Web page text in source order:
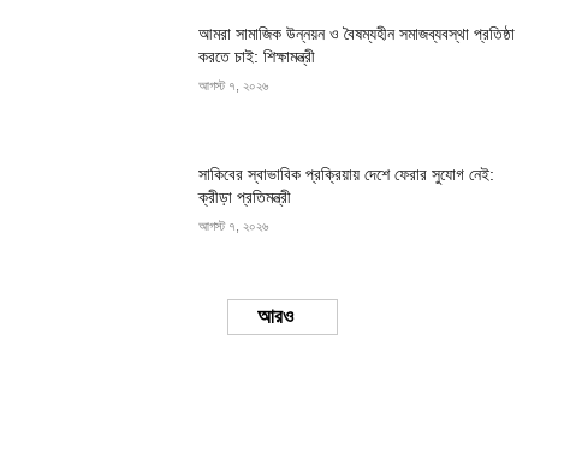
আমরা সামাজিক উন্নয়ন ও বৈষম্যহীন সমাজব্যবস্থা প্রতিষ্ঠা
করতে চাই: শিক্ষামন্ত্রী
আগস্ট ৭, ২০২৬
সাকিবের স্বাভাবিক প্রক্রিয়ায় দেশে ফেরার সুযোগ নেই:
ক্রীড়া প্রতিমন্ত্রী
আগস্ট ৭, ২০২৬
Load more